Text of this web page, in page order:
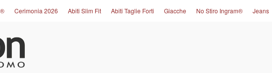
Cerimonia 2026 Abiti Slim Fit Abiti Taglie Forti Giacche No Stiro Ingram® Jeans